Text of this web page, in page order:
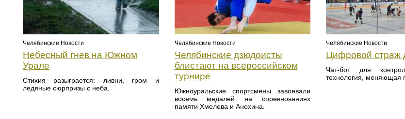
Челябинские Новости
Небесный гнев на Южном
Урале
Стихия разыграется: ливни, гром и
ледяные сюрпризы с неба.
Челябинские Новости
Челябинские дзюдоисты
блистают на всероссийском
турнире
Южноуральские спортсмены завоевали
восемь медалей на соревнованиях
памяти Хмелева и Анохина.
Челябинские Новости
Цифровой страж
Чат-бот для
технология, меняющая